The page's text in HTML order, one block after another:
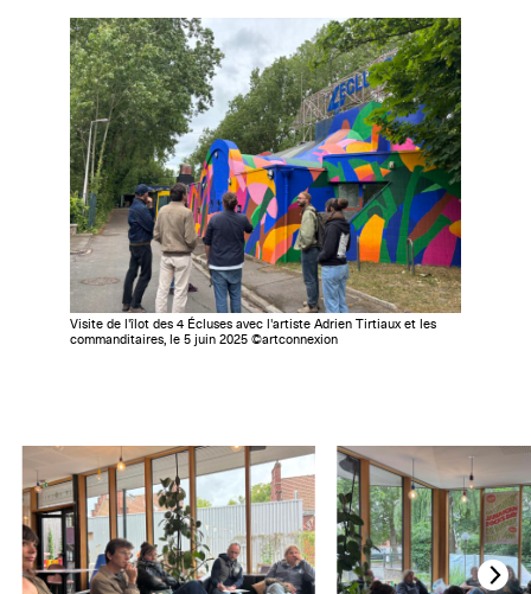
Visite de l'îlot des 4 Écluses avec l'artiste Adrien Tirtiaux et les
commanditaires, le 5 juin 2025 ©artconnexion